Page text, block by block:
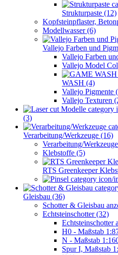
Strukturpaste (12)
Kopfsteinpflaster,
Modellwasser (6)
Vallejo Farben und
Vallejo Farben
Vallejo Model
WASH (4)
Vallejo Pigmente
Vallejo Texturen
(3)
Verarbeitung/Werkzeuge (16)
Verarbeitung/
Klebstoffe (5)
RTS Greenkeeper
Gleisbau (36)
Schotter & Gleisbau
Echtsteinschotter (32)
Echtsteinschotter
H0 - Maßstab
N - Maßstab
Spur I, Maßstab